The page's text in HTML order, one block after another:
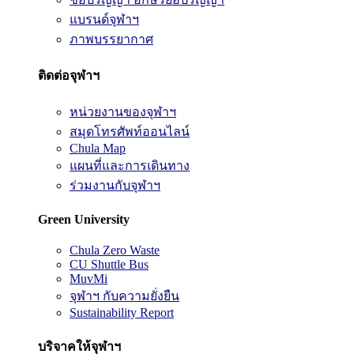
แบรนด์จุฬาฯ
ภาพบรรยากาศ
ติดต่อจุฬาฯ
หน่วยงานของจุฬาฯ
สมุดโทรศัพท์ออนไลน์
Chula Map
แผนที่และการเดินทาง
ร่วมงานกับจุฬาฯ
Green University
Chula Zero Waste
CU Shuttle Bus
MuvMi
จุฬาฯ กับความยั่งยืน
Sustainability Report
บริจาคให้จุฬาฯ